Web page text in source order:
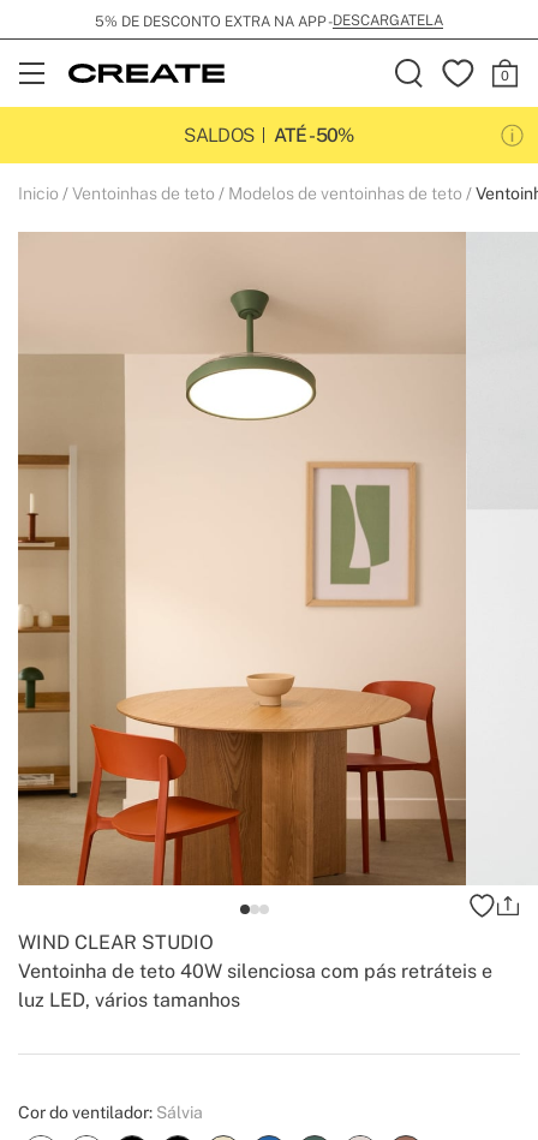
5% DE DESCONTO EXTRA NA APP -DESCARGATELA
Open
Menu
SALDOS
ATÉ -50%
Inicio Ventoinhas de teto Modelos de ventoinhas de teto
Ventoinha de teto 40W silenciosa com pás retráteis e
luz LED, vários tamanhos
WIND CLEAR STUDIO
Create
Cor do ventilador: Sálvia